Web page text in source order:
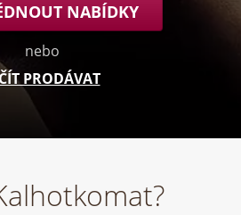
NABÍDKY
nebo
PRODÁVAT